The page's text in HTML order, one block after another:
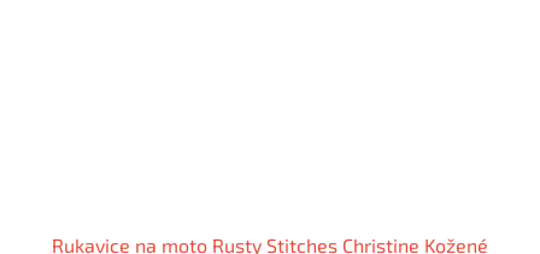
Rukavice na moto Rusty Stitches Christine Kožené